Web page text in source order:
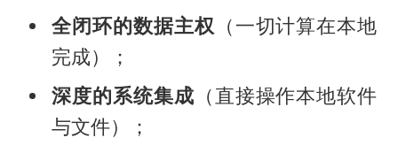
全闭环的数据主权 （一切计算在本地
完成）；
深度的系统集成 （直接操作本地软件
与文件）；